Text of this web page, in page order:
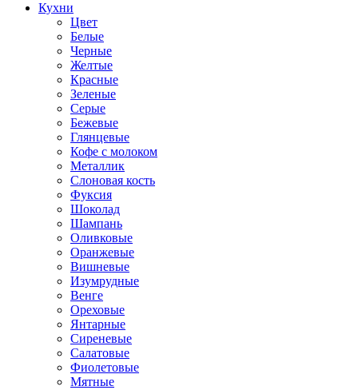
Кухни
Цвет
Белые
Черные
Желтые
Красные
Зеленые
Серые
Бежевые
Глянцевые
Кофе с молоком
Металлик
Слоновая кость
Фуксия
Шоколад
Шампань
Оливковые
Оранжевые
Вишневые
Изумрудные
Венге
Ореховые
Янтарные
Сиреневые
Салатовые
Фиолетовые
Мятные